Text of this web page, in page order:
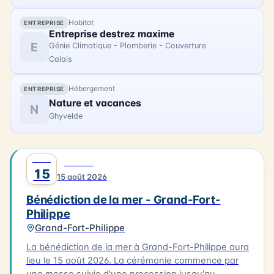
ENTREPRISE Habitat
E
Entreprise destrez maxime
Génie Climatique - Plomberie - Couverture
Calais
ENTREPRISE Hébergement
N Nature et vacances
Ghyvelde
15 15 août 2026
Bénédiction de la mer - Grand-Fort-
Philippe
Grand-Fort-Philippe
La bénédiction de la mer à Grand-Fort-Philippe aura
lieu le 15 août 2026. La cérémonie commence par